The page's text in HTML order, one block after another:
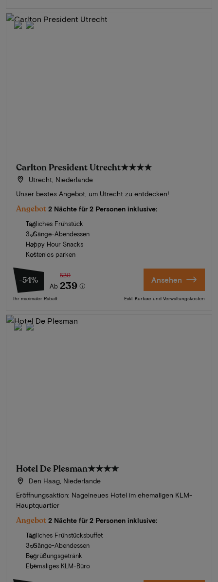
Carlton President Utrecht★★★★
Utrecht, Niederlande
Unser bestes Angebot, um Utrecht zu entdecken!
Angebot 2 Nächte für 2 Personen inklusive:
Tägliches Frühstück
3-Gänge-Abendessen
Happy Hour Snacks
Kostenlos parken
-54%
Ab
520
239
Ihr maximaler Rabatt
Ansehen
Exkl. Kurtaxe und Verwaltungskosten
Hotel De Plesman★★★★
Den Haag, Niederlande
Eröffnungsaktion: Nagelneues Hotel im ehemaligen KLM-
Hauptquartier
Angebot 2 Nächte für 2 Personen inklusive:
Tägliches Frühstücksbuffet
3-Gänge-Abendessen
Begrüßungsgetränk
Ehemaliges KLM-Büro